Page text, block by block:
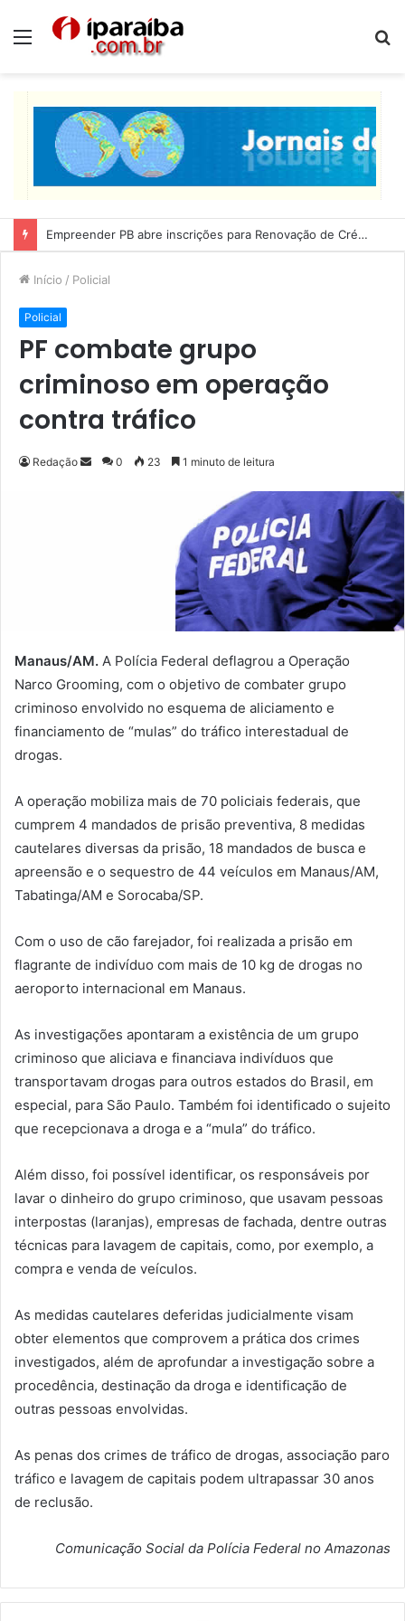
Menu
Empreender PB abre inscrições para Renovação de Crédito
Início / Policial
Policial
PF combate grupo
criminoso em operação
contra tráfico
Redação
m
a
0 23 1 minuto de leitura
Manaus/AM. A Polícia Federal deflagrou a Operação
Narco Grooming, com o objetivo de combater grupo
criminoso envolvido no esquema de aliciamento e
financiamento de “mulas” do tráfico interestadual de
drogas.
A operação mobiliza mais de 70 policiais federais, que
cumprem 4 mandados de prisão preventiva, 8 medidas
cautelares diversas da prisão, 18 mandados de busca e
apreensão e o sequestro de 44 veículos em Manaus/AM,
Tabatinga/AM e Sorocaba/SP.
Com o uso de cão farejador, foi realizada a prisão em
flagrante de indivíduo com mais de 10 kg de drogas no
aeroporto internacional em Manaus.
As investigações apontaram a existência de um grupo
criminoso que aliciava e financiava indivíduos que
transportavam drogas para outros estados do Brasil, em
especial, para São Paulo. Também foi identificado o sujeito
que recepcionava a droga e a “mula” do tráfico.
Além disso, foi possível identificar, os responsáveis por
lavar o dinheiro do grupo criminoso, que usavam pessoas
interpostas (laranjas), empresas de fachada, dentre outras
técnicas para lavagem de capitais, como, por exemplo, a
compra e venda de veículos.
As medidas cautelares deferidas judicialmente visam
obter elementos que comprovem a prática dos crimes
investigados, além de aprofundar a investigação sobre a
procedência, destinação da droga e identificação de
outras pessoas envolvidas.
As penas dos crimes de tráfico de drogas, associação paro
tráfico e lavagem de capitais podem ultrapassar 30 anos
de reclusão.
Comunicação Social da Polícia Federal no Amazonas